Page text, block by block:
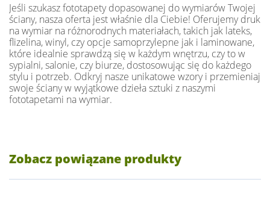
Jeśli szukasz fototapety dopasowanej do wymiarów Twojej
ściany, nasza oferta jest właśnie dla Ciebie! Oferujemy druk
na wymiar na różnorodnych materiałach, takich jak lateks,
flizelina, winyl, czy opcje samoprzylepne jak i laminowane,
które idealnie sprawdzą się w każdym wnętrzu, czy to w
sypialni, salonie, czy biurze, dostosowując się do każdego
stylu i potrzeb. Odkryj nasze unikatowe wzory i przemieniaj
swoje ściany w wyjątkowe dzieła sztuki z naszymi
fototapetami na wymiar.
Zobacz powiązane produkty